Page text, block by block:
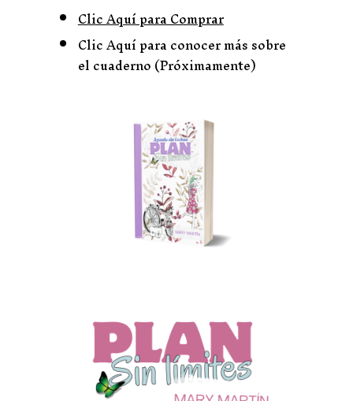
Clic Aquí para Comprar
Clic Aquí para conocer más sobre
el cuaderno (Próximamente)